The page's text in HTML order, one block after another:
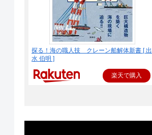
探る！海の職人技 クレーン船解体新書 [ 出
水 伯明 ]
楽天で購入